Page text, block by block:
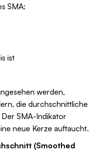
SMA:
ist
werden,
die durchschnittliche
SMA-Indikator
neue Kerze auftaucht.
(Smoothed